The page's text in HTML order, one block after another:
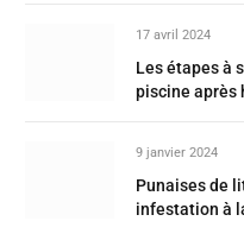
17 avril 2024
Les étapes à
piscine après
9 janvier 2024
Punaises de
infestation à